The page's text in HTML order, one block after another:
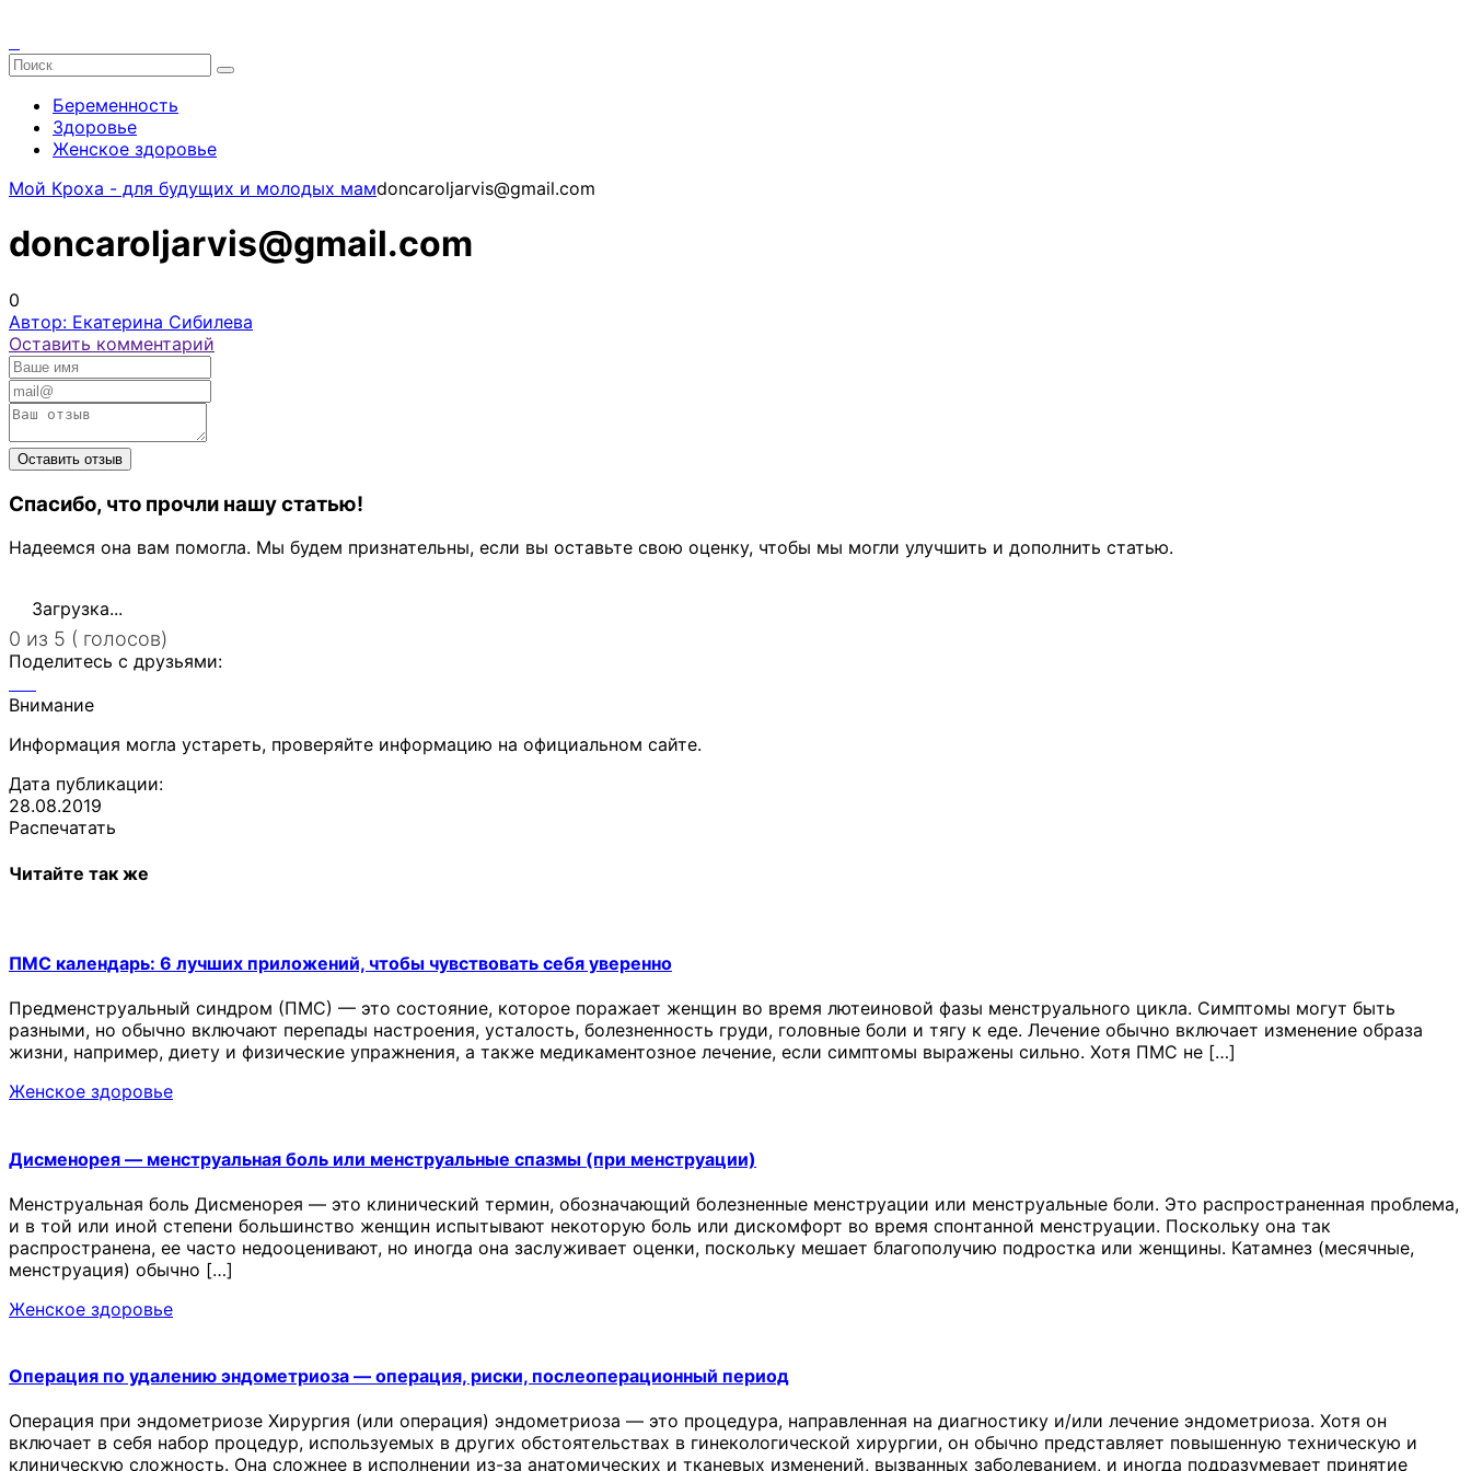
Беременность
Здоровье
Женское здоровье
Мой Кроха - для будущих и молодых мамdoncaroljarvis@gmail.com
doncaroljarvis@gmail.com
0
Автор: Екатерина Сибилева
Оставить комментарий
Спасибо, что прочли нашу статью!
Надеемся она вам помогла. Мы будем признательны, если вы оставьте свою оценку, чтобы мы могли улучшить и дополнить статью.
Загрузка...
0 из 5 ( голосов)
Поделитесь с друзьями:
Внимание
Информация могла устареть, проверяйте информацию на официальном сайте.
Дата публикации:
28.08.2019
Распечатать
Читайте так же
ПМС календарь: 6 лучших приложений, чтобы чувствовать себя уверенно
Предменструальный синдром (ПМС) — это состояние, которое поражает женщин во время лютеиновой фазы менструального цикла. Симптомы могут быть
разными, но обычно включают перепады настроения, усталость, болезненность груди, головные боли и тягу к еде. Лечение обычно включает изменение образа
жизни, например, диету и физические упражнения, а также медикаментозное лечение, если симптомы выражены сильно. Хотя ПМС не […]
Женское здоровье
Дисменорея — менструальная боль или менструальные спазмы (при менструации)
Менструальная боль Дисменорея — это клинический термин, обозначающий болезненные менструации или менструальные боли. Это распространенная проблема,
и в той или иной степени большинство женщин испытывают некоторую боль или дискомфорт во время спонтанной менструации. Поскольку она так
распространена, ее часто недооценивают, но иногда она заслуживает оценки, поскольку мешает благополучию подростка или женщины. Катамнез (месячные,
менструация) обычно […]
Женское здоровье
Операция по удалению эндометриоза — операция, риски, послеоперационный период
Операция при эндометриозе Хирургия (или операция) эндометриоза — это процедура, направленная на диагностику и/или лечение эндометриоза. Хотя он
включает в себя набор процедур, используемых в других обстоятельствах в гинекологической хирургии, он обычно представляет повышенную техническую и
клиническую сложность. Она сложнее в исполнении из-за анатомических и тканевых изменений, вызванных заболеванием, и иногда подразумевает принятие